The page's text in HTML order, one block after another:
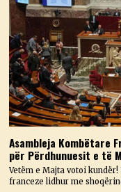
Asambleja Kombëtare
për Përdhunuesit e të
Vetëm e Majta votoi
franceze lidhur me